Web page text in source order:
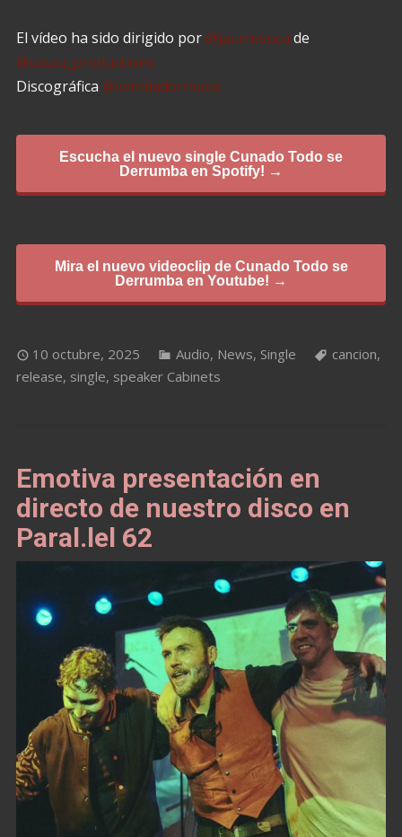
El vídeo ha sido dirigido por @jaumesuca de
@cacau_productions
Discográfica @ventiladormusic
Escucha el nuevo single Cunado Todo se
Derrumba en Spotify! →
Mira el nuevo videoclip de Cunado Todo se
Derrumba en Youtube! →
10 octubre, 2025 Audio, News, Single cancion,
release, single, speaker Cabinets
Emotiva presentación en
directo de nuestro disco en
Paral.lel 62